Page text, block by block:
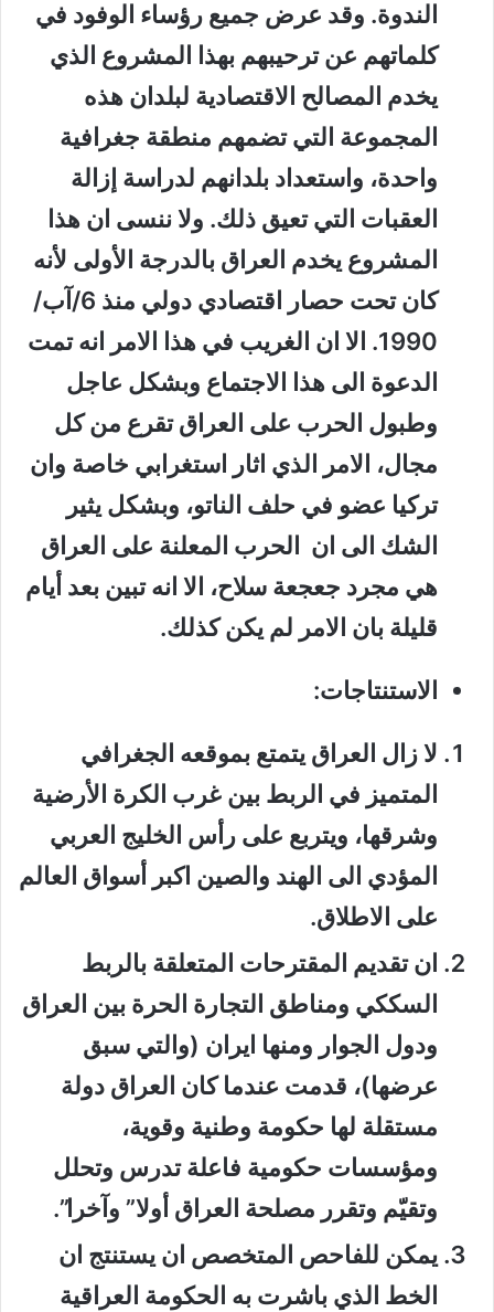
الندوة. وقد عرض جميع رؤساء الوفود في
كلماتهم عن ترحيبهم بهذا المشروع الذي
يخدم المصالح الاقتصادية لبلدان هذه
المجموعة التي تضمهم منطقة جغرافية
واحدة، واستعداد بلدانهم لدراسة إزالة
العقبات التي تعيق ذلك. ولا ننسى ان هذا
المشروع يخدم العراق بالدرجة الأولى لأنه
كان تحت حصار اقتصادي دولي منذ 6/آب/
1990. الا ان الغريب في هذا الامر انه تمت
الدعوة الى هذا الاجتماع وبشكل عاجل
وطبول الحرب على العراق تقرع من كل
مجال، الامر الذي اثار استغرابي خاصة وان
تركيا عضو في حلف الناتو، وبشكل يثير
الشك الى ان الحرب المعلنة على العراق
هي مجرد جعجعة سلاح، الا انه تبين بعد أيام
قليلة بان الامر لم يكن كذلك.
الاستنتاجات:
لا زال العراق يتمتع بموقعه الجغرافي
المتميز في الربط بين غرب الكرة الأرضية
وشرقها، ويتربع على رأس الخليج العربي
المؤدي الى الهند والصين اكبر أسواق العالم
على الاطلاق.
ان تقديم المقترحات المتعلقة بالربط
السككي ومناطق التجارة الحرة بين العراق
ودول الجوار ومنها ايران (والتي سبق
عرضها)، قدمت عندما كان العراق دولة
مستقلة لها حكومة وطنية وقوية،
ومؤسسات حكومية فاعلة تدرس وتحلل
وتقيّم وتقرر مصلحة العراق أولا” وآخرا”.
يمكن للفاحص المتخصص ان يستنتج ان
الخط الذي باشرت به الحكومة العراقية